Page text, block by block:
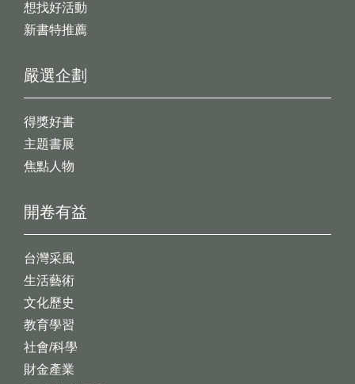
想找好活動
新書特推薦
開卷有益
台灣采風
生活藝術
文化歷史
教育學習
社會/科學
財金產業
嚴選企劃
得獎好書
主題書展
焦點人物